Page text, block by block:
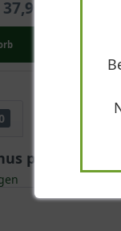
37,90 €
0
pumila